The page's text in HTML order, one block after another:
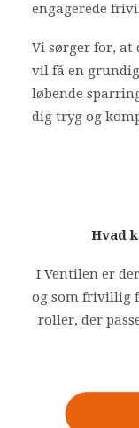
engagerede
Vi sørger for,
vil få en
løbende
dig tryg og
Hvad
I Ventilen er
og som frivillig
roller, der